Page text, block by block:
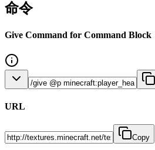
命令
Give Command for Command Block
URL
Copy